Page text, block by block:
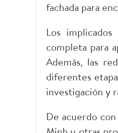
fachada para
Los
completa para
Además, las
diferentes
investigación y
De acuerdo